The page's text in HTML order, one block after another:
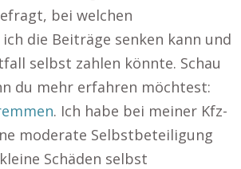
bei welchen
die Beiträge senken kann und
selbst zahlen könnte. Schau
du mehr erfahren möchtest:
. Ich habe bei meiner Kfz-
moderate Selbstbeteiligung
Schäden selbst